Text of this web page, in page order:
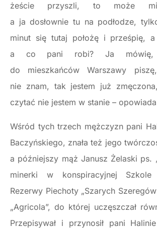
żeście przyszli, to może mi
a ja dosłownie tu na podłodze,
minut się tutaj położę i prześpię,
a co pani robi? Ja mówię,
do mieszkańców Warszawy
nie znam, tak jestem już
czytać nie jestem w stanie –
Wśród tych trzech mężczyzn pani
Baczyńskiego, znała też jego
a późniejszy mąż Janusz Żelaski ps.
minerki w konspiracyjnej Szkole
Rezerwy Piechoty „Szarych
„Agricola”, do której uczęszczał
Przepisywał i przynosił pani